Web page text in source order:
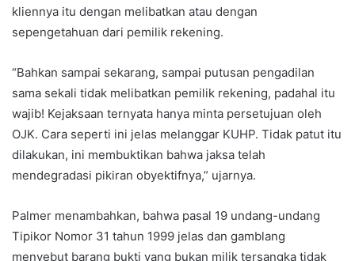
kliennya itu dengan melibatkan atau dengan
sepengetahuan dari pemilik rekening.
“Bahkan sampai sekarang, sampai putusan pengadilan
sama sekali tidak melibatkan pemilik rekening, padahal itu
wajib! Kejaksaan ternyata hanya minta persetujuan oleh
OJK. Cara seperti ini jelas melanggar KUHP. Tidak patut itu
dilakukan, ini membuktikan bahwa jaksa telah
mendegradasi pikiran obyektifnya,” ujarnya.
Palmer menambahkan, bahwa pasal 19 undang-undang
Tipikor Nomor 31 tahun 1999 jelas dan gamblang
menyebut barang bukti yang bukan milik tersangka tidak